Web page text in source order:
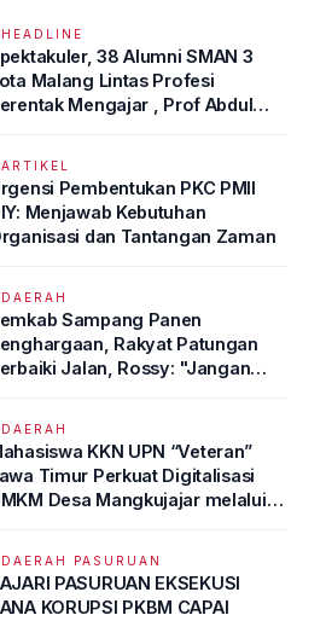
HEADLINE
38 Alumni SMAN 3
Malang Lintas Profesi
Mengajar , Prof Abdul
ARTIKEL
Pembentukan PKC PMII
Menjawab Kebutuhan
dan Tantangan Zaman
DAERAH
Sampang Panen
Rakyat Patungan
Jalan, Rossy: "Jangan
DAERAH
KKN UPN “Veteran”
Timur Perkuat Digitalisasi
Desa Mangkujajar melalui
DAERAH PASURUAN
PASURUAN EKSEKUSI
KORUPSI PKBM CAPAI